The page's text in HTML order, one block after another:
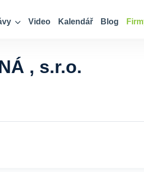
Video Kalendář Blog
, s.r.o.